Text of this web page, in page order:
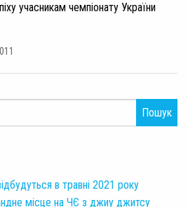
учасникам чемпіонату України
Пошук
в травні 2021 року
місце на ЧЄ з джиу джитсу